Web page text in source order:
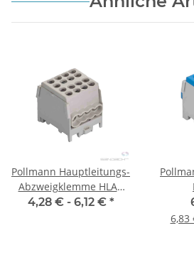
Pollmann Hauptleitungs-
Abzweigklemme HLAK
25 1/6 M2 (Alle Farben)
4,28 € - 6,12 € *
6,83